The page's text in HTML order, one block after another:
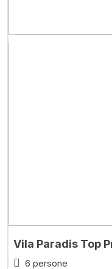
Vila Paradis Top
6 persone